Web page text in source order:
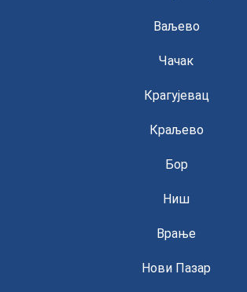
Ваљево
Чачак
Крагујевац
Краљево
Бор
Ниш
Врање
Нови Пазар